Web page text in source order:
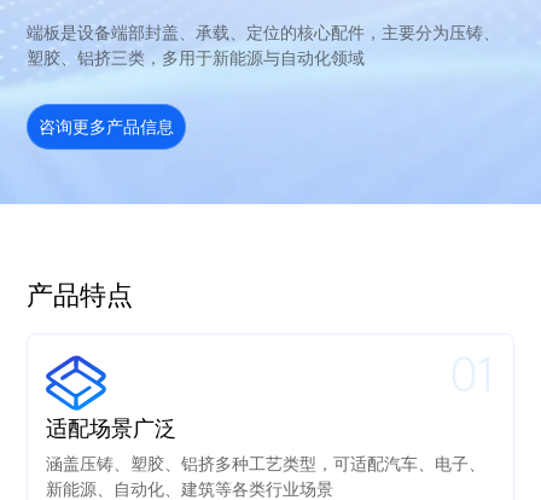
端板是设备端部封盖、承载、定位的核心配件，主要分为压铸、
塑胶、铝挤三类，多用于新能源与自动化领域
咨询更多产品信息
产品特点
适配场景广泛
涵盖压铸、塑胶、铝挤多种工艺类型，可适配汽车、电子、
新能源、自动化、建筑等各类行业场景
01